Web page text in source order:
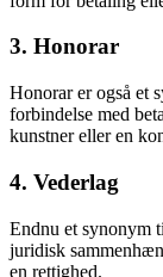
3. Honorar
Honorar er også et
forbindelse med
kunstner eller en
4. Vederlag
Endnu et synonym
juridisk
en rettighed.